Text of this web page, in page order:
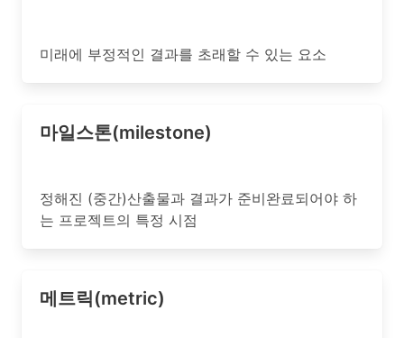
미래에 부정적인 결과를 초래할 수 있는 요소
마일스톤(milestone)
정해진 (중간)산출물과 결과가 준비완료되어야 하
는 프로젝트의 특정 시점
메트릭(metric)